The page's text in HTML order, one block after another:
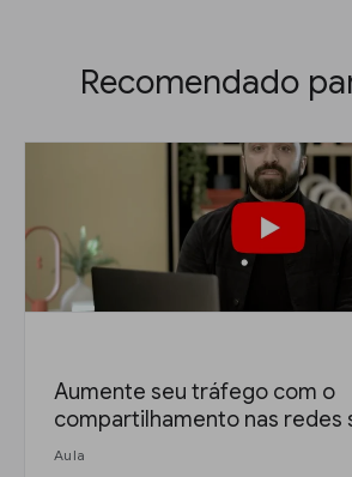
Recomendado
Aumente seu tráfego com o
compartilhamento nas redes
Aula